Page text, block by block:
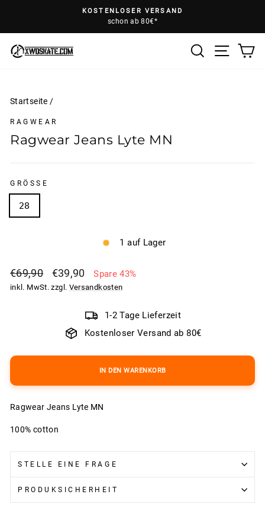
Inhalt
Pause
KOSTENLOSER VERSAND
schon ab 80€*
Suche
Startseite /
RAGWEAR
Ragwear Jeans Lyte MN
GRÖSSE
28
1 auf Lager
Normaler
Preis
€69,90 Sonderpreis
€39,90 Spare 43%
inkl. MwSt. zzgl. Versandkosten
1-2 Tage Lieferzeit
Kostenloser Versand ab 80€
IN DEN WARENKORB
Ragwear Jeans Lyte MN
100% cotton
STELLE EINE FRAGE
PRODUKSICHERHEIT